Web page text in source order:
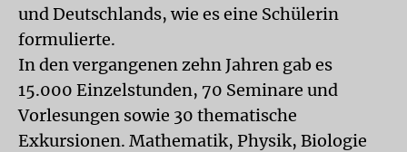
und Deutschlands, wie es eine Schülerin
formulierte.
In den vergangenen zehn Jahren gab es
15.000 Einzelstunden, 70 Seminare und
Vorlesungen sowie 30 thematische
Exkursionen. Mathematik, Physik, Biologie